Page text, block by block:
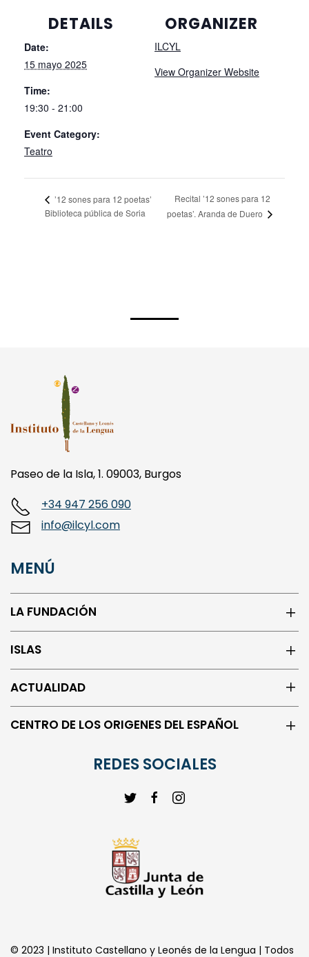
DETAILS
Date:
15 mayo 2025
Time:
19:30 - 21:00
Event Category:
Teatro
ORGANIZER
ILCYL
View Organizer Website
’12 sones para 12 poetas’
Biblioteca pública de Soria
Recital ’12 sones para 12
poetas’. Aranda de Duero
Paseo de la Isla, 1. 09003, Burgos
+34 947 256 090
info@ilcyl.com
MENÚ
LA FUNDACIÓN
ISLAS
ACTUALIDAD
CENTRO DE LOS ORIGENES DEL ESPAÑOL
REDES SOCIALES
© 2023 | Instituto Castellano y Leonés de la Lengua | Todos